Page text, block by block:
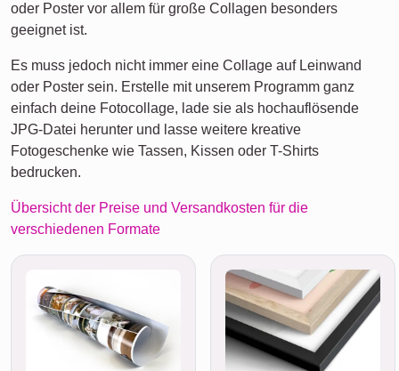
oder Poster vor allem für große Collagen besonders
geeignet ist.
Es muss jedoch nicht immer eine Collage auf Leinwand
oder Poster sein. Erstelle mit unserem Programm ganz
einfach deine Fotocollage, lade sie als hochauflösende
JPG-Datei herunter und lasse weitere kreative
Fotogeschenke wie Tassen, Kissen oder T-Shirts
bedrucken.
Übersicht der Preise und Versandkosten für die
verschiedenen Formate